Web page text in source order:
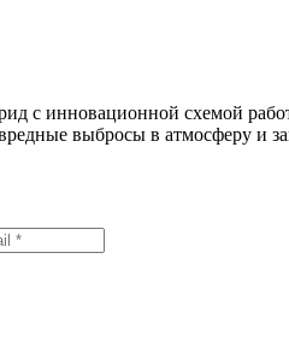
с инновационной схемой
выбросы в атмосферу и